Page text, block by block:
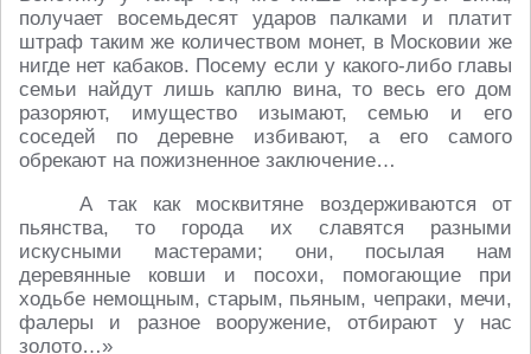
получает восемьдесят ударов палками и платит
штраф таким же количеством монет, в Московии же
нигде нет кабаков. Посему если у какого-либо главы
семьи найдут лишь каплю вина, то весь его дом
разоряют, имущество изымают, семью и его
соседей по деревне избивают, а его самого
обрекают на пожизненное заключение…
А так как москвитяне воздерживаются от
пьянства, то города их славятся разными
искусными мастерами; они, посылая нам
деревянные ковши и посохи, помогающие при
ходьбе немощным, старым, пьяным, чепраки, мечи,
фалеры и разное вооружение, отбирают у нас
золото…»